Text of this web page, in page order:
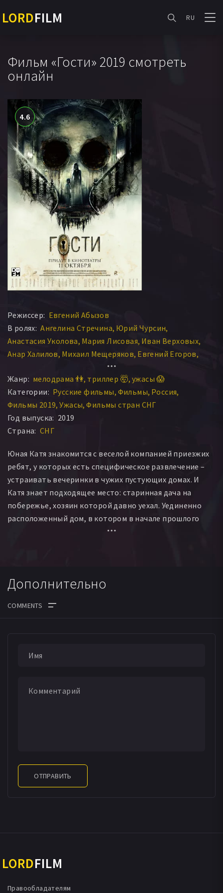
LORDFILM RU
Фильм «Гости» 2019 смотреть
онлайн
4.6
Режиссер: Евгений Абызов
В ролях: Ангелина Стречина Юрий Чурсин
Анастасия Уколова Мария Лисовая Иван Верховых
Анар Халилов Михаил Мещеряков Евгений Егоров
Елисей Гайкалов
Жанр: мелодрама 👫 триллер 🤯 ужасы 😱
Категории: Русские фильмы Фильмы Россия
Фильмы 2019 Ужасы Фильмы стран СНГ
Год выпуска: 2019
Страна: СНГ
Юная Катя знакомится с веселой компанией приезжих
ребят, у которых есть специфическое развлечение –
устраивать вечеринки в чужих пустующих домах. И
Катя знает подходящее место: старинная дача на
побережье, хозяин которой давно уехал. Уединенно
расположенный дом, в котором в начале прошлого
века был спиритический салон, кажется всем
ожидала увидеть: таинственный хозяин дома…
во власти потусторонних сил.
Дополнительно
ОТПРАВИТЬ
LORDFILM
Правообладателям